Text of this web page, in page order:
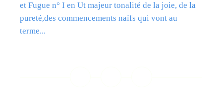
et Fugue n° I en Ut majeur tonalité de la joie, de la
pureté,des commencements naïfs qui vont au
terme...